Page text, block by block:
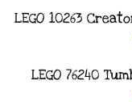
LEGO 10263
LEGO 76240